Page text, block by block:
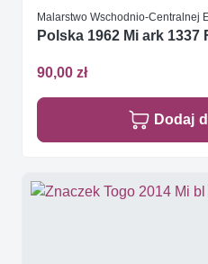
Malarstwo Wschodnio-Centralnej
Polska 1962 Mi ark 1337
90,00 zł
Dodaj